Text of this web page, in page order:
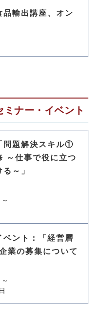
輸出講座、オン
ナー・イベント
問題解決スキル①
～仕事で役に立つ
～」
ベント：「経営層
業の募集について